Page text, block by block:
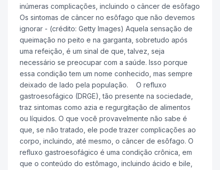
inúmeras complicações, incluindo o câncer de esôfago
Os sintomas de câncer no esôfago que não devemos
ignorar - (crédito: Getty Images) Aquela sensação de
queimação no peito e na garganta, sobretudo após
uma refeição, é um sinal de que, talvez, seja
necessário se preocupar com a saúde. Isso porque
essa condição tem um nome conhecido, mas sempre
deixado de lado pela população. O refluxo
gastroesofágico (DRGE), tão presente na sociedade,
traz sintomas como azia e regurgitação de alimentos
ou líquidos. O que você provavelmente não sabe é
que, se não tratado, ele pode trazer complicações ao
corpo, incluindo, até mesmo, o câncer de esôfago. O
refluxo gastroesofágico é uma condição crônica, em
que o conteúdo do estômago, incluindo ácido e bile,